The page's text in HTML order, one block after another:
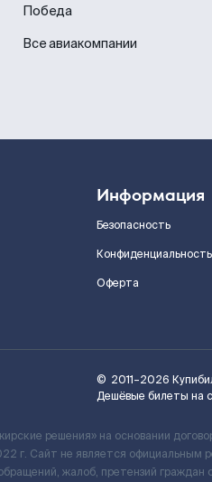
Победа
Все авиакомпании
Информация
Безопасность
Конфиденциальность
Оферта
© 2011–2026
Дешёвые билеты на
решения» на основании
г. Сайт не является официальным
жалоб, претензий